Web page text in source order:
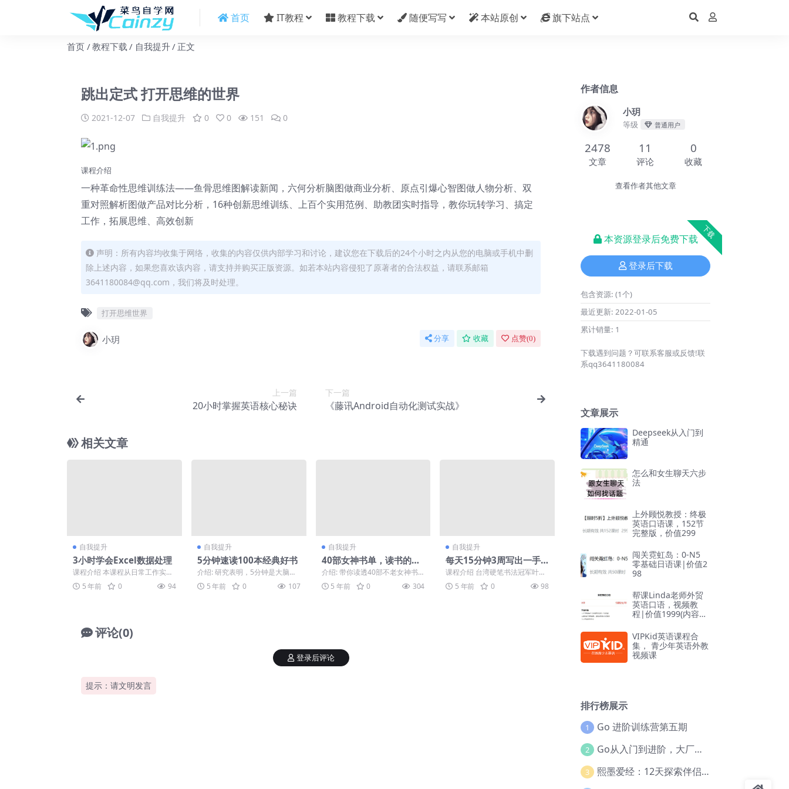
首页 IT教程 教程下载 随便写写 本站原创 旗下站点
首页 教程下载 自我提升 正文
跳出定式 打开思维的世界
2021-12-07 自我提升 0 0 151 0
课程介绍
一种革命性思维训练法——鱼骨思维图解读新闻，六何分析脑图做商业分析、原点引爆心智图做人物分析、双
重对照解析图做产品对比分析，16种创新思维训练、上百个实用范例、助教团实时指导，教你玩转学习、搞定
工作，拓展思维、高效创新
声明：所有内容均收集于网络，收集的内容仅供内部学习和讨论，建议您在下载后的24个小时之内从您的电脑或手机中删
除上述内容，如果您喜欢该内容，请支持并购买正版资源。如若本站内容侵犯了原著者的合法权益，请联系邮箱
3641180084@qq.com，我们将及时处理。
打开思维世界
小玥 分享 收藏 点赞(0)
上一篇
20小时掌握英语核心秘诀
下一篇
《藤讯Android自动化测试实战》
相关文章
自我提升
3小时学会Excel数据处理
课程介绍 本课程从日常工作实际
需要出发，贯穿数据整理、数据
分析、数据呈现等模块核...
5 年前 0 94
自我提升
5分钟速读100本经典好书
介绍: 研究表明，5分钟是大脑专
注力最高的时间单位。用最高效
的时间，接收最“高密...
5 年前 0 107
自我提升
40部女神书单，读书的女
人不怕老
介绍: 带你读透40部不老女神书
单。你将内心丰盈，温和坚定，
成为别人眼里有气质高...
5 年前 0 304
自我提升
每天15分钟3周写出一手
漂亮字
课程介绍 台湾硬笔书法冠军叶
晔：每天15分钟，3周写出一手
漂亮字，只要坚持每天1...
5 年前 0 98
评论(0)
提示：请文明发言
登录后评论
作者信息
小玥
等级 普通用户
2478
文章
11
评论
0
收藏
查看作者其他文章
下载
本资源登录后免费下载
登录后下载
包含资源: (1个)
最近更新: 2022-01-05
累计销量: 1
下载遇到问题？可联系客服或反馈!联
系qq3641180084
文章展示
Deepseek从入门到
精通
怎么和女生聊天六步
法
上外顾悦教授：终极
英语口语课，152节
完整版，价值299
闯关霓虹岛：0-N5
零基础日语课|价值2
98
帮课Linda老师外贸
英语口语，视频教
程|价值1999(内容更
VIPKid英语课程合
集， 青少年英语外教
视频课
排行榜展示
1 Go 进阶训练营第五期
2 Go从入门到进阶，大厂案例全流程实践(完结)
3 熙墨爱经：12天探索伴侣亲密度